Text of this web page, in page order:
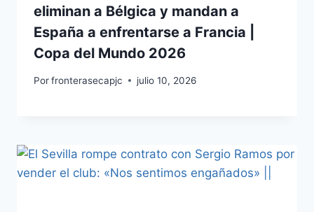
eliminan a Bélgica y mandan a
España a enfrentarse a Francia |
Copa del Mundo 2026
Porfronterasecapjc julio 10, 2026